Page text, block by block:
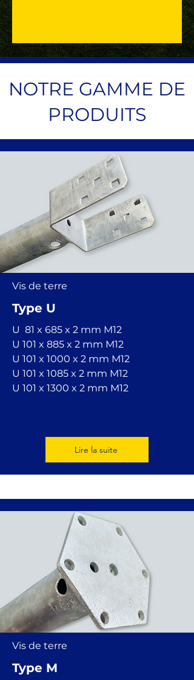
NOTRE GAMME DE
PRODUITS
Vis de terre
Type U
U 81 x 685 x 2 mm M12
U 101 x 885 x 2 mm M12
U 101 x 1000 x 2 mm M12
U 101 x 1085 x 2 mm M12
U 101 x 1300 x 2 mm M12
Lire la suite
Vis de terre
Type M